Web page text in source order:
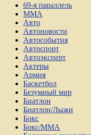
69-я параллель
MMA
Авто
Автоновости
Автособытия
Автоспорт
Автоэксперт
Актеры
Армия
Баскетбол
Безумный мир
Биатлон
Биатлон/Лыжи
Бокс
Бокс/MMA